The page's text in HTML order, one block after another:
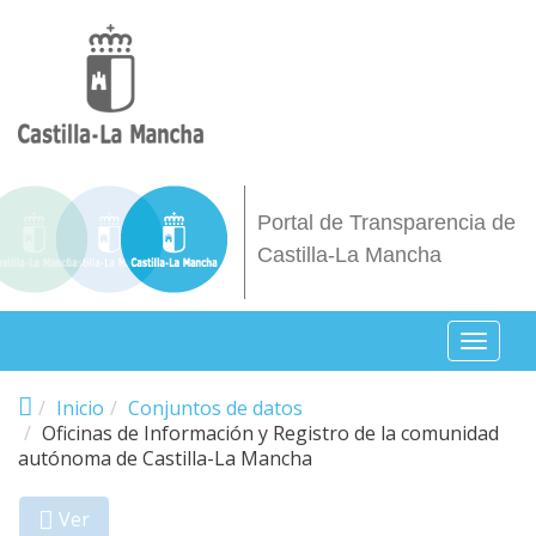
Portal de Transparencia de
Castilla-La Mancha
Toggle
Inicio
Conjuntos de datos
Oficinas de Información y Registro de la comunidad
autónoma de Castilla-La Mancha
Ver